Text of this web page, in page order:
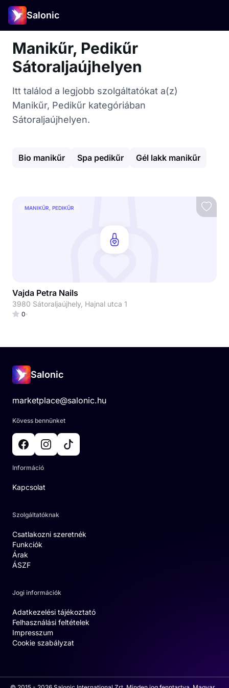
Salonic
Manikűr, Pedikűr
Sátoraljaújhelyen
Itt találod a legjobb szolgáltatókat a(z)
Manikűr, Pedikűr kategóriában
Sátoraljaújhelyen.
Bio manikűr Spa pedikűr Gél lakk manikűr
MANIKŰR, PEDIKŰR
Vajda Petra Nails
3980 Sátoraljaújhely, Hajnal utca 1
0
Salonic
marketplace@salonic.hu
Kövess bennünket
Információ
Kapcsolat
Szolgáltatóknak
Csatlakozni szeretnék
Funkciók
Árak
ÁSZF
Jogi információk
Adatkezelési tájékoztató
Felhasználási feltételek
Impresszum
Cookie szabályzat